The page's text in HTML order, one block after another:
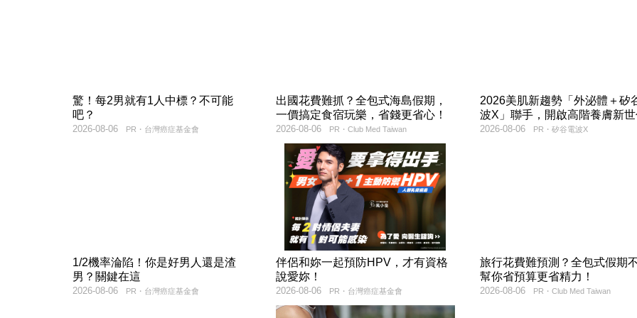
驚！每2男就有1人中標？不可能
吧？
PR・台灣癌症基金會
2026-08-06
出國花費難抓？全包式海島假期，
一價搞定食宿玩樂，省錢更省心！
PR・Club Med Taiwan
2026-08-06
2026美肌新趨勢「外泌體＋矽
波X」聯手，開啟高階養膚新
PR・矽谷電波X
2026-08-06
1/2機率淪陷！你是好男人還是渣
男？關鍵在這
PR・台灣癌症基金會
2026-08-06
伴侶和妳一起預防HPV，才有資格
說愛妳！
PR・台灣癌症基金會
2026-08-06
旅行花費難預測？全包式假期
幫你省預算更省精力！
PR・Club Med Taiwan
2026-08-06